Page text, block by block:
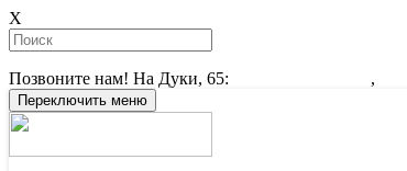
X
Позвоните нам! На Дуки, 65: ,
Переключить меню